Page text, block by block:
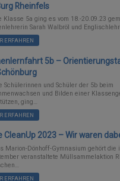
Rheinfels
Klasse 5a ging es vom 18.-20.09.23
Sarah Walbröl und
ERFAHREN
5b –
Schülerinnen und Schüler der 5b beim
und Bilden einer
ging…
ERFAHREN
CleanUp 2023 – Wir waren
Marion-Dönhoff-Gymnasium gehört die
veranstaltete Müllsammelaktion
ERFAHREN